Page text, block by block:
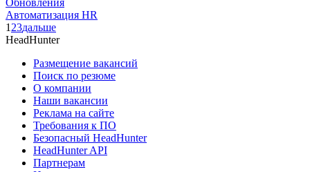
Автоматизация HR
1 23дальше
HeadHunter
Размещение вакансий
Поиск по резюме
О компании
Наши вакансии
Реклама на сайте
Требования к ПО
Безопасный HeadHunter
HeadHunter API
Партнерам